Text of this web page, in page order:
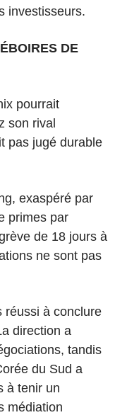
investisseurs.
DE
pourrait
son rival
pas jugé durable
exaspéré par
primes par
de 18 jours à
ne sont pas
réussi à conclure
direction a
tandis
du Sud a
à tenir un
médiation